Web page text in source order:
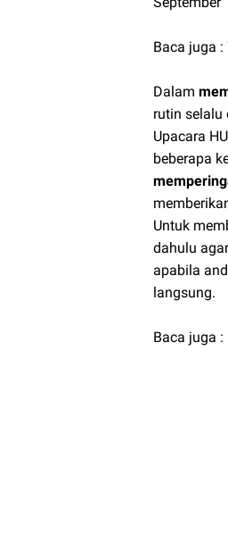
Baca juga :
Dalam
rutin selalu
Upacara
beberapa
Untuk
dahulu
apabila
langsung.
Baca juga :